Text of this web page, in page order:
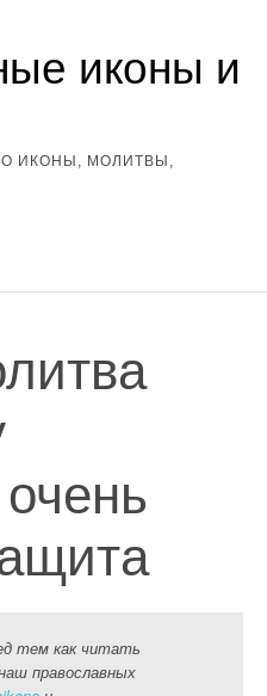
иконы и
ИКОНЫ, МОЛИТВЫ,
тем как читать
православных